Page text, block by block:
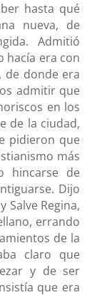
hasta qué
nueva, de
Admitió
hacía era con
de donde era
admitir que
en los
de la ciudad,
pidieron que
más
hincarse de
Dijo
Salve Regina,
errando
de la
claro que
y de ser
que era